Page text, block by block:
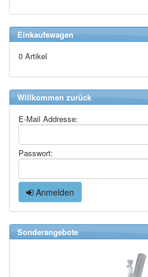
Einkaufswagen
0 Artikel
Willkommen zurück
E-Mail Addresse:
Passwort:
Anmelden
Sonderangebote